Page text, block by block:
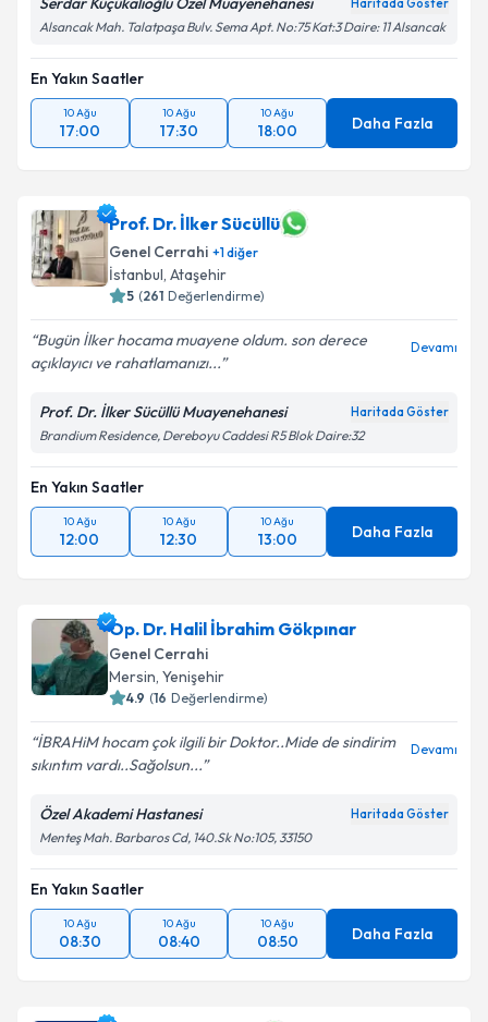
Haritada Göster
Alsancak Mah. Talatpaşa Bulv. Sema Apt. No:75 Kat:3 Daire: 11 Alsancak
En Yakın Saatler
10 Ağu
17:00
10 Ağu
17:30
10 Ağu
18:00 Daha Fazla
Prof. Dr. İlker Sücüllü
Genel Cerrahi +1diğer
İstanbul, Ataşehir
5 (261 Değerlendirme)
Bugün İlker hocama muayene oldum. son derece
açıklayıcı ve rahatlamanızı...
Devamı
Prof. Dr. İlker Sücüllü Muayenehanesi Haritada Göster
Brandium Residence, Dereboyu Caddesi R5 Blok Daire:32
En Yakın Saatler
10 Ağu
12:00
10 Ağu
12:30
10 Ağu
13:00 Daha Fazla
Op. Dr. Halil İbrahim Gökpınar
Genel Cerrahi
Mersin, Yenişehir
4.9 (16 Değerlendirme)
İBRAHiM hocam çok ilgili bir Doktor..Mide de sindirim
sıkıntım vardı..Sağolsun...
Devamı
Özel Akademi Hastanesi Haritada Göster
Menteş Mah. Barbaros Cd, 140.Sk No:105, 33150
En Yakın Saatler
10 Ağu
08:30
10 Ağu
08:40
10 Ağu
08:50 Daha Fazla